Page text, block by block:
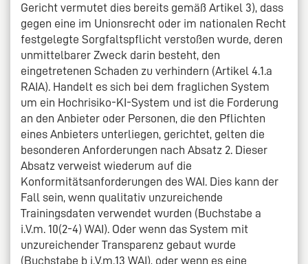
Gericht vermutet dies bereits gemäß Artikel 3), dass
gegen eine im Unionsrecht oder im nationalen Recht
festgelegte Sorgfaltspflicht verstoßen wurde, deren
unmittelbarer Zweck darin besteht, den
eingetretenen Schaden zu verhindern (Artikel 4.1.a
RAIA). Handelt es sich bei dem fraglichen System
um ein Hochrisiko-KI-System und ist die Forderung
an den Anbieter oder Personen, die den Pflichten
eines Anbieters unterliegen, gerichtet, gelten die
besonderen Anforderungen nach Absatz 2. Dieser
Absatz verweist wiederum auf die
Konformitätsanforderungen des WAI. Dies kann der
Fall sein, wenn qualitativ unzureichende
Trainingsdaten verwendet wurden (Buchstabe a
i.V.m. 10(2-4) WAI). Oder wenn das System mit
unzureichender Transparenz gebaut wurde
(Buchstabe b i.V.m.13 WAI), oder wenn es eine